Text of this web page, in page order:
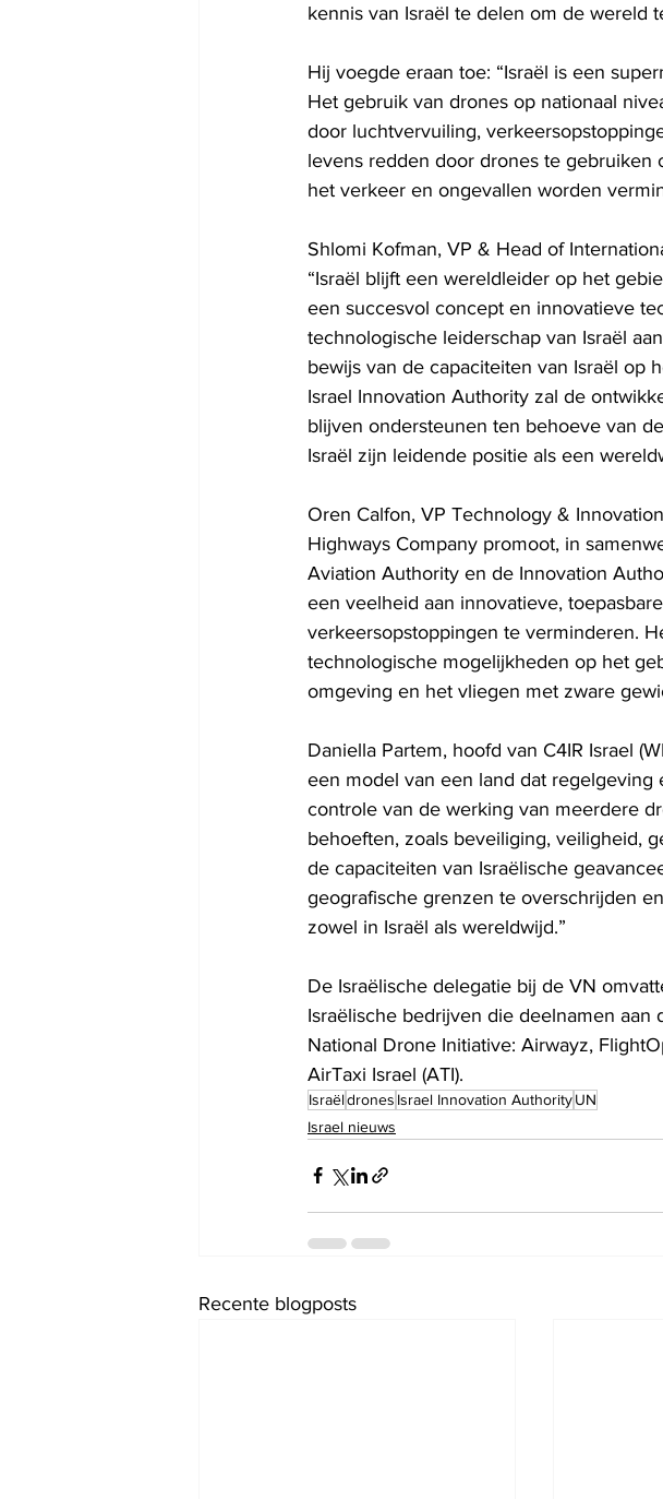
kennis van Israël te delen om de wereld
Hij voegde eraan toe: “Israël is een
Het gebruik van drones op nationaal
door luchtvervuiling,
levens redden door drones te
het verkeer en ongevallen worden
Shlomi Kofman, VP & Head of
“Israël blijft een wereldleider op het
een succesvol concept en innovatieve
technologische leiderschap van Israël
bewijs van de capaciteiten van Israël op
Israel Innovation Authority zal de
blijven ondersteunen ten behoeve van
Israël zijn leidende positie als een
Oren Calfon, VP Technology &
Highways Company promoot, in
Aviation Authority en de Innovation
een veelheid aan innovatieve,
verkeersopstoppingen te verminderen.
technologische mogelijkheden op het
omgeving en het vliegen met zware
Daniella Partem, hoofd van C4IR Israel
een model van een land dat
controle van de werking van meerdere
behoeften, zoals beveiliging, veiligheid,
de capaciteiten van Israëlische
geografische grenzen te overschrijden
zowel in Israël als wereldwijd.”
De Israëlische delegatie bij de VN
Israëlische bedrijven die deelnamen
National Drone Initiative: Airwayz,
AirTaxi Israel (ATI).
Israëldrones Israel Innovation AuthorityUN
Israel nieuws
Recente blogposts